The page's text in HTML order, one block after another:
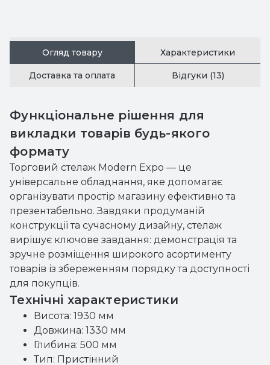
Огляд товару Характеристики
Доставка та оплата Відгуки (13)
Функціональне рішення для
викладки товарів будь-якого
формату
Торговий стелаж Modern Expo — це
універсальне обладнання, яке допомагає
організувати простір магазину ефективно та
презентабельно. Завдяки продуманій
конструкції та сучасному дизайну, стелаж
вирішує ключове завдання: демонстрація та
зручне розміщення широкого асортименту
товарів із збереженням порядку та доступності
для покупців.
Технічні характеристики
Висота: 1930 мм
Довжина: 1330 мм
Глибина: 500 мм
Тип: Пристінний